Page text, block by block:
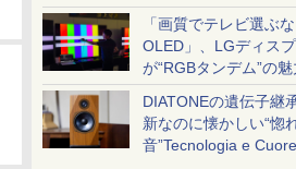
「画質でテレビ選ぶ
OLED」、LGディス
が“RGBタンデム”の
求。液晶とのガチ比
DIATONEの遺伝子継
新なのに懐かしい“惚
音”Tecnologia e Cuore